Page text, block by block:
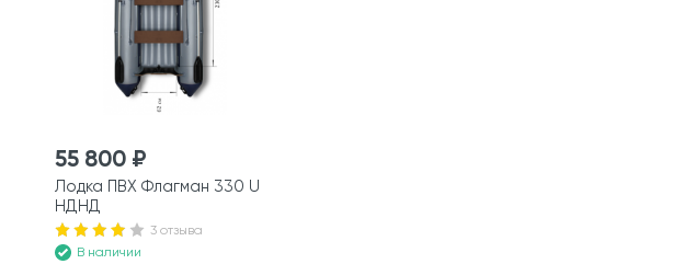
55 800 ₽
Лодка ПВХ Флагман 330 U
НДНД
3 отзыва
В наличии